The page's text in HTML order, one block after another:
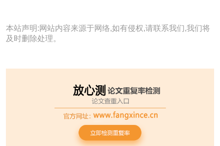
本站声明:网站内容来源于网络,如有侵权,请联系我们,我们将
及时删除处理。